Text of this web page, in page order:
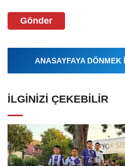
Gönder
ANASAYFAYA DÖNMEK
İLGINIZI ÇEKEBILIR